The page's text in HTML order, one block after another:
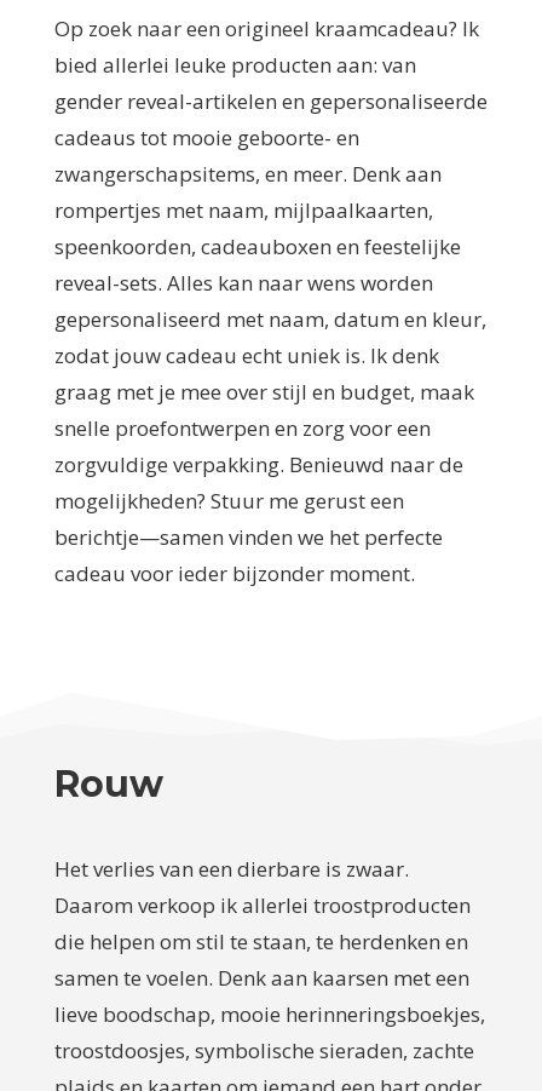
Op zoek naar een origineel kraamcadeau? Ik
bied allerlei leuke producten aan: van
gender reveal-artikelen en gepersonaliseerde
cadeaus tot mooie geboorte- en
zwangerschapsitems, en meer. Denk aan
rompertjes met naam, mijlpaalkaarten,
speenkoorden, cadeauboxen en feestelijke
reveal-sets. Alles kan naar wens worden
gepersonaliseerd met naam, datum en kleur,
zodat jouw cadeau echt uniek is. Ik denk
graag met je mee over stijl en budget, maak
snelle proefontwerpen en zorg voor een
zorgvuldige verpakking. Benieuwd naar de
mogelijkheden? Stuur me gerust een
berichtje—samen vinden we het perfecte
cadeau voor ieder bijzonder moment.
Rouw
Het verlies van een dierbare is zwaar.
Daarom verkoop ik allerlei troostproducten
die helpen om stil te staan, te herdenken en
samen te voelen. Denk aan kaarsen met een
lieve boodschap, mooie herinneringsboekjes,
troostdoosjes, symbolische sieraden, zachte